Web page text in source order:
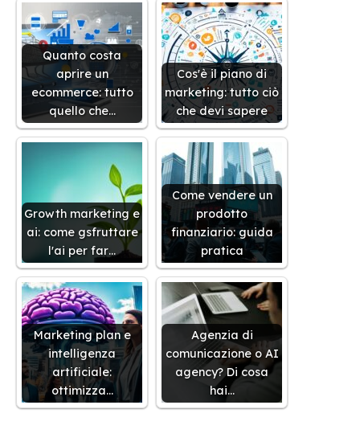
Quanto costa
aprire un
ecommerce: tutto
quello che…
Cos'è il piano di
marketing: tutto ciò
che devi sapere
Growth marketing e
ai: come gsfruttare
l'ai per far…
Come vendere un
prodotto
finanziario: guida
pratica
Marketing plan e
intelligenza
artificiale:
ottimizza…
Agenzia di
comunicazione o AI
agency? Di cosa
hai…